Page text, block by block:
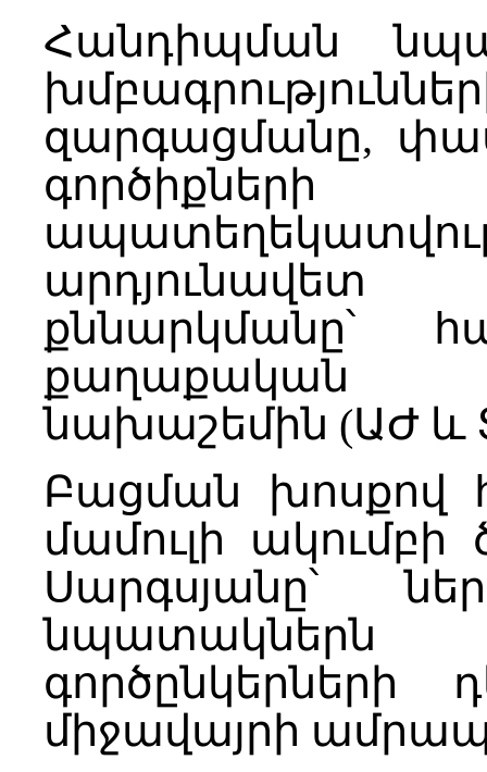
Հանդիպման
զարգացմանը,
քննարկմանը՝
քաղաքական
նախաշեմին (ԱԺ և
Բացման խոսքով
մամուլի
Սարգսյանը՝
միջավայրի